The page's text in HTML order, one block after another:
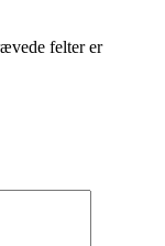
felter er